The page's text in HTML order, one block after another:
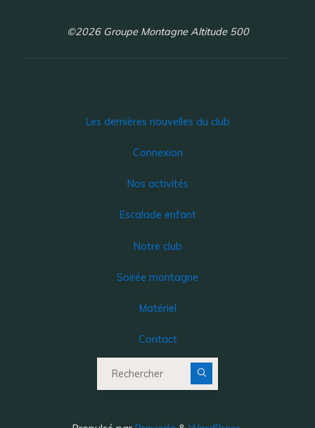
©2026 Groupe Montagne Altitude 500
Les dernières nouvelles du club
Connexion
Nos activités
Escalade enfant
Notre club
Soirée montagne
Matériel
Contact